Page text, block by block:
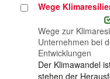
ProjektWege
Wege zur
Unternehmen bei
Entwicklungen
Der Klimawandel
stehen der